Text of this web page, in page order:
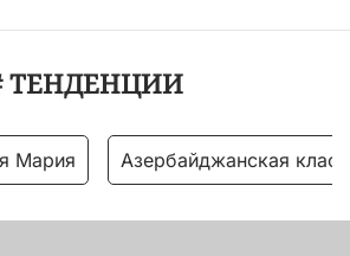
ТЕНДЕНЦИИ
Мария Азербайджанская